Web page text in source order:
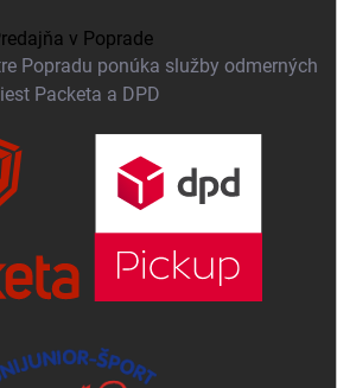
v Poprade
Popradu ponúka služby odmerných
Packeta a DPD